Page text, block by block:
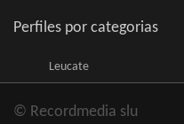
Perfiles por categorias
Leucate
© Recordmedia slu